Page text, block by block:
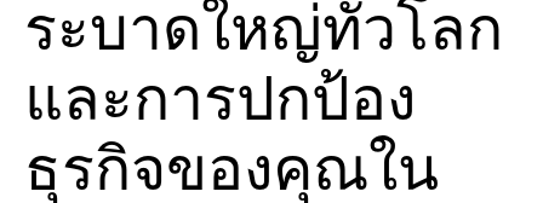
ระบาดใหญ่ทั่วโลก
และการปกป้อง
ธุรกิจของคุณใน